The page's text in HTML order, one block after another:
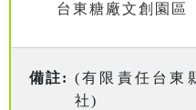
台東糖廠文創園區
備註: (有限責任台東
社)